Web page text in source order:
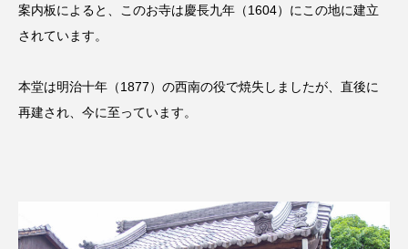
案内板によると、このお寺は慶長九年（1604）にこの地に建立
されています。
本堂は明治十年（1877）の西南の役で焼失しましたが、直後に
再建され、今に至っています。